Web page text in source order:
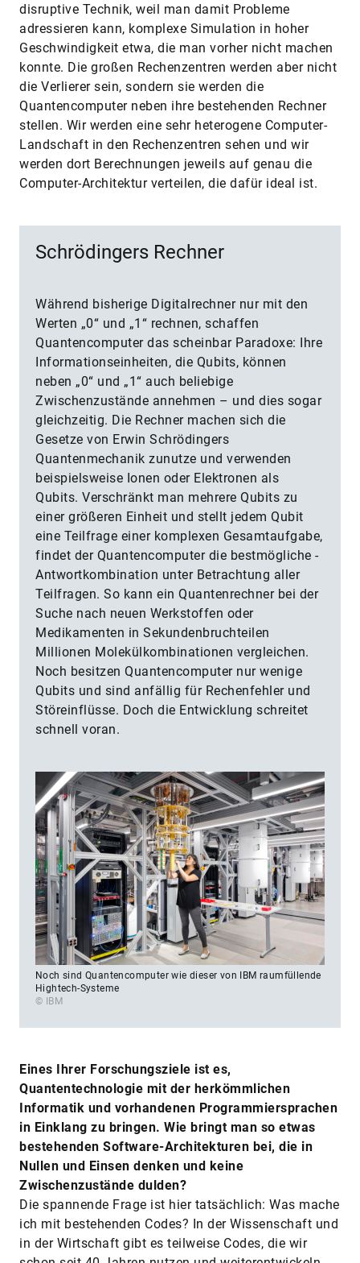
disruptive Technik, weil man damit Probleme
adressieren kann, komplexe Simulation in hoher
Geschwindigkeit etwa, die man vorher nicht machen
konnte. Die großen Rechenzentren werden aber nicht
die Verlierer sein, sondern sie werden die
Quantencomputer neben ihre bestehenden Rechner
stellen. Wir werden eine sehr heterogene Computer-
Landschaft in den Rechenzentren sehen und wir
werden dort Berechnungen jeweils auf genau die
Computer-Architektur verteilen, die dafür ideal ist.
Schrödingers Rechner
Während bisherige Digitalrechner nur mit den
Werten „0“ und „1“ rechnen, schaffen
Quantencomputer das scheinbar Paradoxe: Ihre
Informationseinheiten, die Qubits, können
neben „0“ und „1“ auch beliebige
Zwischenzustände annehmen – und dies sogar
gleichzeitig. Die Rechner machen sich die
Gesetze von Erwin Schrödingers
Quantenmechanik zunutze und verwenden
beispielsweise Ionen oder Elektronen als
Qubits. Verschränkt man mehrere Qubits zu
einer größeren Einheit und stellt jedem Qubit
eine Teilfrage einer komplexen Gesamtaufgabe,
findet der Quantencomputer die bestmögliche ­
Antwortkombination unter Betrachtung aller
Teilfragen. So kann ein Quantenrechner bei der
Suche nach neuen Werkstoffen oder
Medikamenten in Sekundenbruchteilen
Millionen Molekülkombinationen vergleichen.
Noch besitzen Quantencomputer nur wenige
Qubits und sind anfällig für Rechenfehler und
Störeinflüsse. Doch die Entwicklung schreitet
schnell voran.
Noch sind Quantencomputer wie dieser von IBM raumfüllende
Hightech-Systeme
© IBM
Eines Ihrer Forschungsziele ist es,
Quantentechnologie mit der herkömmlichen
Informatik und vorhandenen Programmiersprachen
in Einklang zu bringen. Wie bringt man so etwas
bestehenden Software-Architekturen bei, die in
Nullen und Einsen denken und keine
Zwischenzustände dulden?
Die spannende Frage ist hier tatsächlich: Was mache
ich mit bestehenden Codes? In der Wissenschaft und
in der Wirtschaft gibt es teilweise Codes, die wir